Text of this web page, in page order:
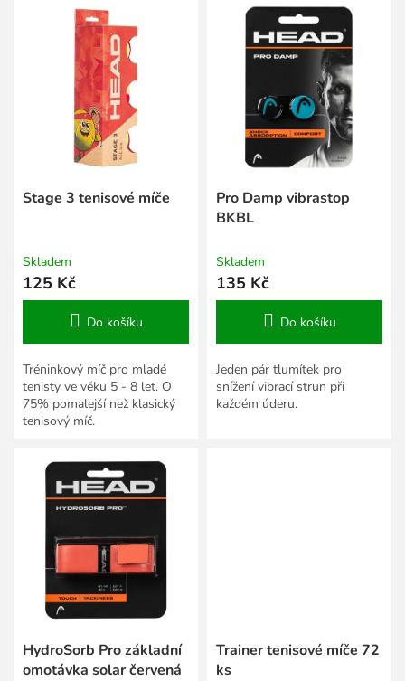
Stage 3 tenisové míče
Skladem
125 Kč
Do košíku
Tréninkový míč pro mladé
tenisty ve věku 5 - 8 let. O
75% pomalejší než klasický
tenisový míč.
Pro Damp vibrastop
BKBL
Skladem
135 Kč
Do košíku
Jeden pár tlumítek pro
snížení vibrací strun při
každém úderu.
HydroSorb Pro základní
omotávka solar červená
Trainer tenisové míče 72
ks